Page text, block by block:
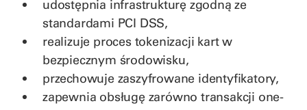
udostępnia infrastrukturę zgodną ze
standardami PCI DSS,
realizuje proces tokenizacji kart w
bezpiecznym środowisku,
przechowuje zaszyfrowane identyfikatory,
zapewnia obsługę zarówno transakcji one-